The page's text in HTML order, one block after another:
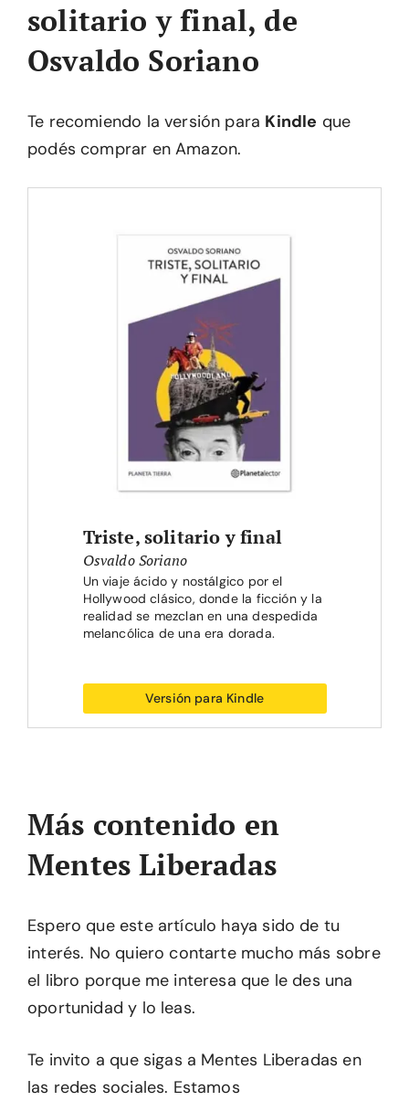
solitario y final, de
Osvaldo Soriano
Te recomiendo la versión para Kindle que
podés comprar en Amazon.
Triste, solitario y final
Osvaldo Soriano
Un viaje ácido y nostálgico por el
Hollywood clásico, donde la ficción y la
realidad se mezclan en una despedida
melancólica de una era dorada.
Versión para Kindle
Más contenido en
Mentes Liberadas
Espero que este artículo haya sido de tu
interés. No quiero contarte mucho más sobre
el libro porque me interesa que le des una
oportunidad y lo leas.
Te invito a que sigas a Mentes Liberadas en
las redes sociales. Estamos